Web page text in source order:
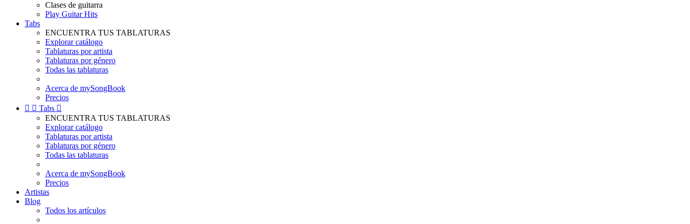
Clases de guitarra
Play Guitar Hits
Tabs
ENCUENTRA TUS TABLATURAS
Explorar catálogo
Tablaturas por artista
Tablaturas por género
Todas las tablaturas
Acerca de mySongBook
Precios
  Tabs 
ENCUENTRA TUS TABLATURAS
Explorar catálogo
Tablaturas por artista
Tablaturas por género
Todas las tablaturas
Acerca de mySongBook
Precios
Artistas
Blog
Todos los artículos